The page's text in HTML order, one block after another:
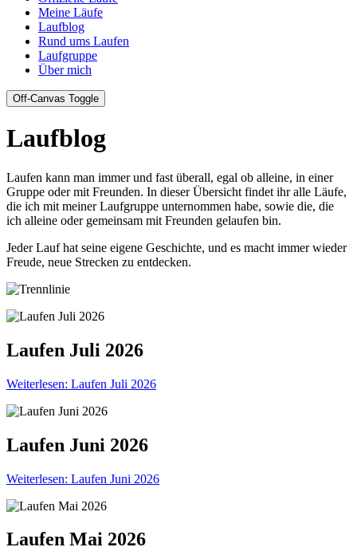
Meine Läufe
Laufblog
Rund ums Laufen
Laufgruppe
Über mich
Off-Canvas Toggle
Laufblog
Laufen kann man immer und fast überall, egal ob alleine, in einer
Gruppe oder mit Freunden. In dieser Übersicht findet ihr alle Läufe,
die ich mit meiner Laufgruppe unternommen habe, sowie die, die
ich alleine oder gemeinsam mit Freunden gelaufen bin.
Jeder Lauf hat seine eigene Geschichte, und es macht immer wieder
Freude, neue Strecken zu entdecken.
Laufen Juli 2026
Weiterlesen: Laufen Juli 2026
Laufen Juni 2026
Weiterlesen: Laufen Juni 2026
Laufen Mai 2026